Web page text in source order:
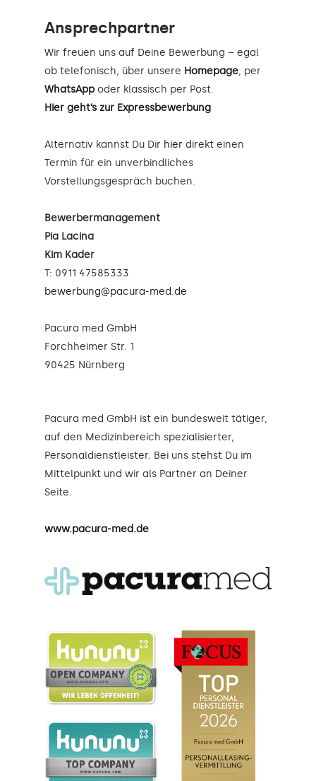
Ansprechpartner
Wir freuen uns auf Deine Bewerbung – egal
ob telefonisch, über unsere Homepage, per
WhatsApp oder klassisch per Post.
Hier geht’s zur Expressbewerbung
Alternativ kannst Du Dir hier direkt einen
Termin für ein unverbindliches
Vorstellungsgespräch buchen.
Bewerbermanagement
Pia Lacina
Kim Kader
T: 0911 47585333
bewerbung@pacura-med.de
Pacura med GmbH
Forchheimer Str. 1
90425 Nürnberg
Pacura med GmbH ist ein bundesweit tätiger,
auf den Medizinbereich spezialisierter,
Personaldienstleister. Bei uns stehst Du im
Mittelpunkt und wir als Partner an Deiner
Seite.
www.pacura-med.de